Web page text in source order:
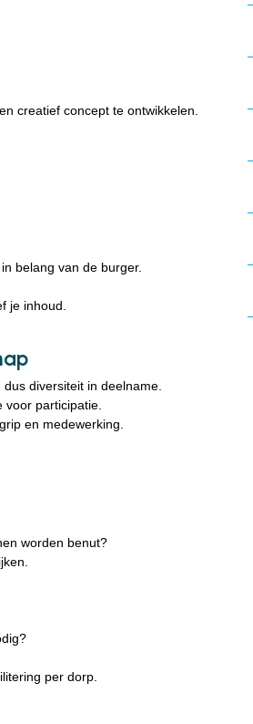
creatief concept te ontwikkelen.
belang van de burger.
je inhoud.
diversiteit in deelname.
participatie.
en medewerking.
worden benut?
per dorp.